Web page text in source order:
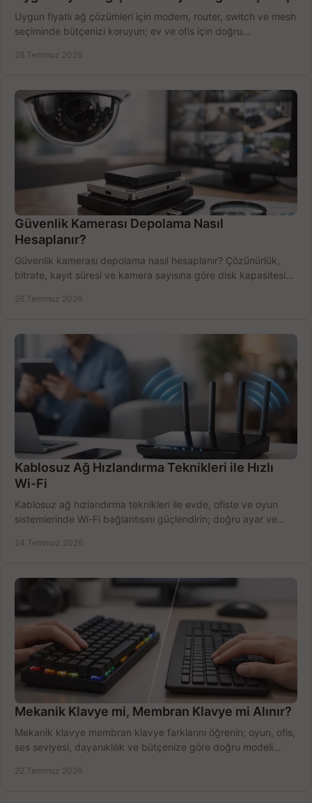
Uygun fiyatlı ağ çözümleri için modem, router, switch ve mesh
seçiminde bütçenizi koruyun; ev ve ofis için doğru
28 Temmuz 2026
Güvenlik Kamerası Depolama Nasıl
Hesaplanır?
Güvenlik kamerası depolama nasıl hesaplanır? Çözünürlük,
bitrate, kayıt süresi ve kamera sayısına göre disk kapasitesini
26 Temmuz 2026
Kablosuz Ağ Hızlandırma Teknikleri ile Hızlı
Wi-Fi
Kablosuz ağ hızlandırma teknikleri ile evde, ofiste ve oyun
sistemlerinde Wi-Fi bağlantısını güçlendirin; doğru ayar ve
24 Temmuz 2026
Mekanik Klavye mi, Membran Klavye mi Alınır?
Mekanik klavye membran klavye farklarını öğrenin; oyun, ofis,
ses seviyesi, dayanıklılık ve bütçenize göre doğru modeli
22 Temmuz 2026